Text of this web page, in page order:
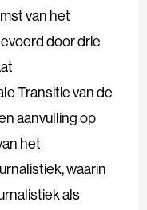
van het
door drie
Transitie van de
aanvulling op
het
waarin
als